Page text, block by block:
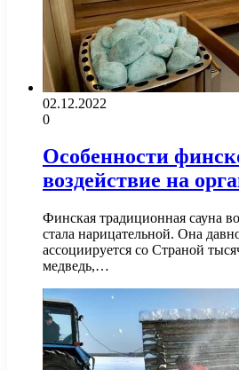
02.12.2022
0
Особенности
воздействие на
Финская традиционная сауна
стала нарицательной. Она
ассоциируется со Страной
медведь,…